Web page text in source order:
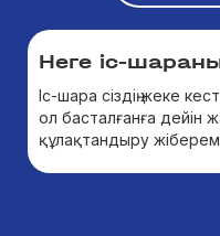
Неге іс-
Іс-шара сіздің жеке
ол басталғанға дейін
құлақтандыру